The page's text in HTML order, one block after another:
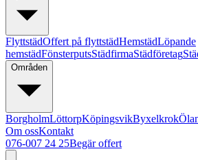
FlyttstädOffert på flyttstädHemstädLöpande
hemstädFönsterputsStädfirmaStädföretag
Områden
BorgholmLöttorpKöpingsvikByxelkrok
Om ossKontakt
076-007 24 25Begär offert